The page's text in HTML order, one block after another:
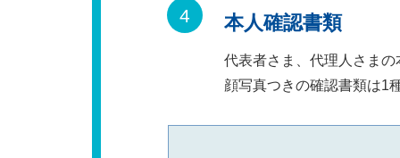
本人確認書類
代表者さま、代理人さま
顔写真つきの確認書類は1